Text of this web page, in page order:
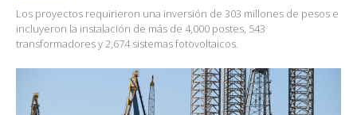
Los proyectos requirieron una inversión de 303 millones de pesos e
incluyeron la instalación de más de 4,000 postes, 543
transformadores y 2,674 sistemas fotovoltaicos.